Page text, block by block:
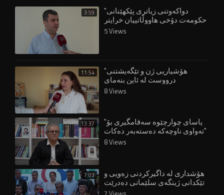
3:59 "دواکەوتنی زیاتری پێکهێنانی
حکومەت دۆخی هاووڵاتییان خراپتر
دەکات"5 Views
11:54 "هۆشیاریی ژن و تێگەیشتنی
درووست لە ئاین بنەمای
بوونیادنانی نەتەوەیە" 8 Views
13:37 "یاسای چوارچێوە سەقامگیری بۆ
تەواوی ناوچەکە دەستەبەر دەکات"
8 Views
7:03 هۆشداری لە داگیرکردنی زەویی و
تێکدانی ژینگەی سلێمانی دەدرێت